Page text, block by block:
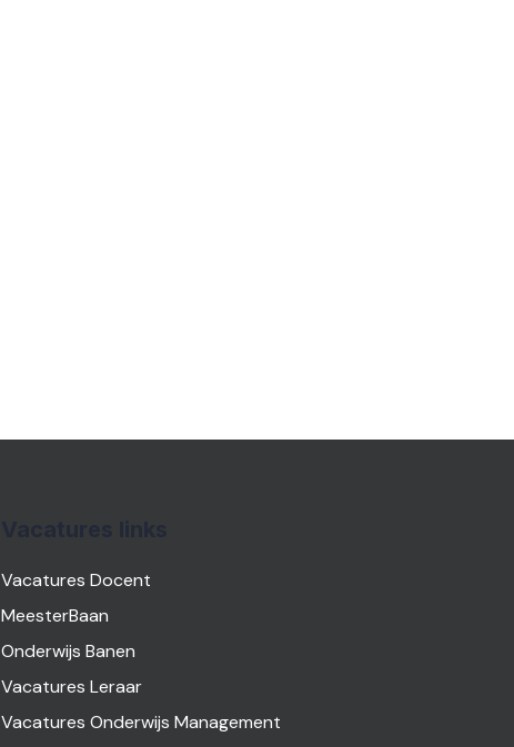
Vacatures Docent
MeesterBaan
Onderwijs Banen
Vacatures Leraar
Vacatures Onderwijs Management